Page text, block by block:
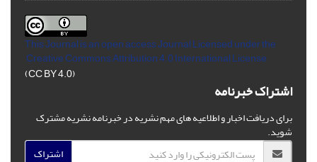
This Journal is an open access Journal Licensedunder the
Creative Commons Attribution 4.0 International License
(CC BY 4.0)
اشتراک خبرنامه
برای دریافت اخبار و اطلاعیه های مهم نشریه در خبرنامه نشریه مشترک
شوید.
اشتراک